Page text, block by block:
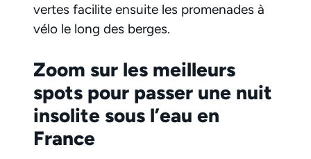
vertes facilite ensuite les promenades à
vélo le long des berges.
Zoom sur les meilleurs
spots pour passer une nuit
insolite sous l’eau en
France